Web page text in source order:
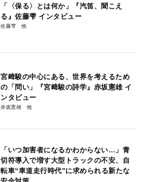
「〈保る〉とは何か」『汽笛、聞こえ
る』佐藤雫 インタビュー
佐藤雫
宮﨑駿の中心にある、世界を考えるため
の「問い」『宮﨑駿の詩学』赤坂憲雄 イ
ンタビュー
赤坂憲雄
「いつ加害者になるかわからない…」青
切符導入で増す大型トラックの不安、自
転車“車道走行時代”に求められる新たな